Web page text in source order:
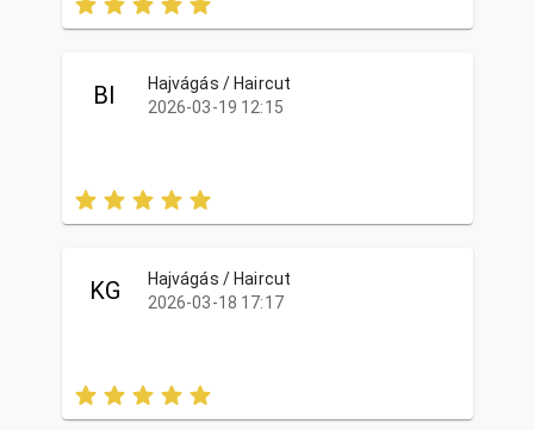
BI
Hajvágás / Haircut
2026-03-19 12:15
KG
Hajvágás / Haircut
2026-03-18 17:17